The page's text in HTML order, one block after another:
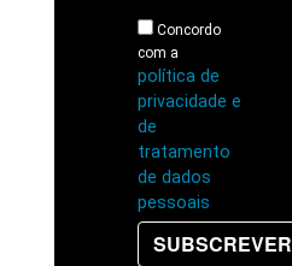
Concordo
com a
política de
privacidade e
de
tratamento
de dados
pessoais
SUBSCREVER